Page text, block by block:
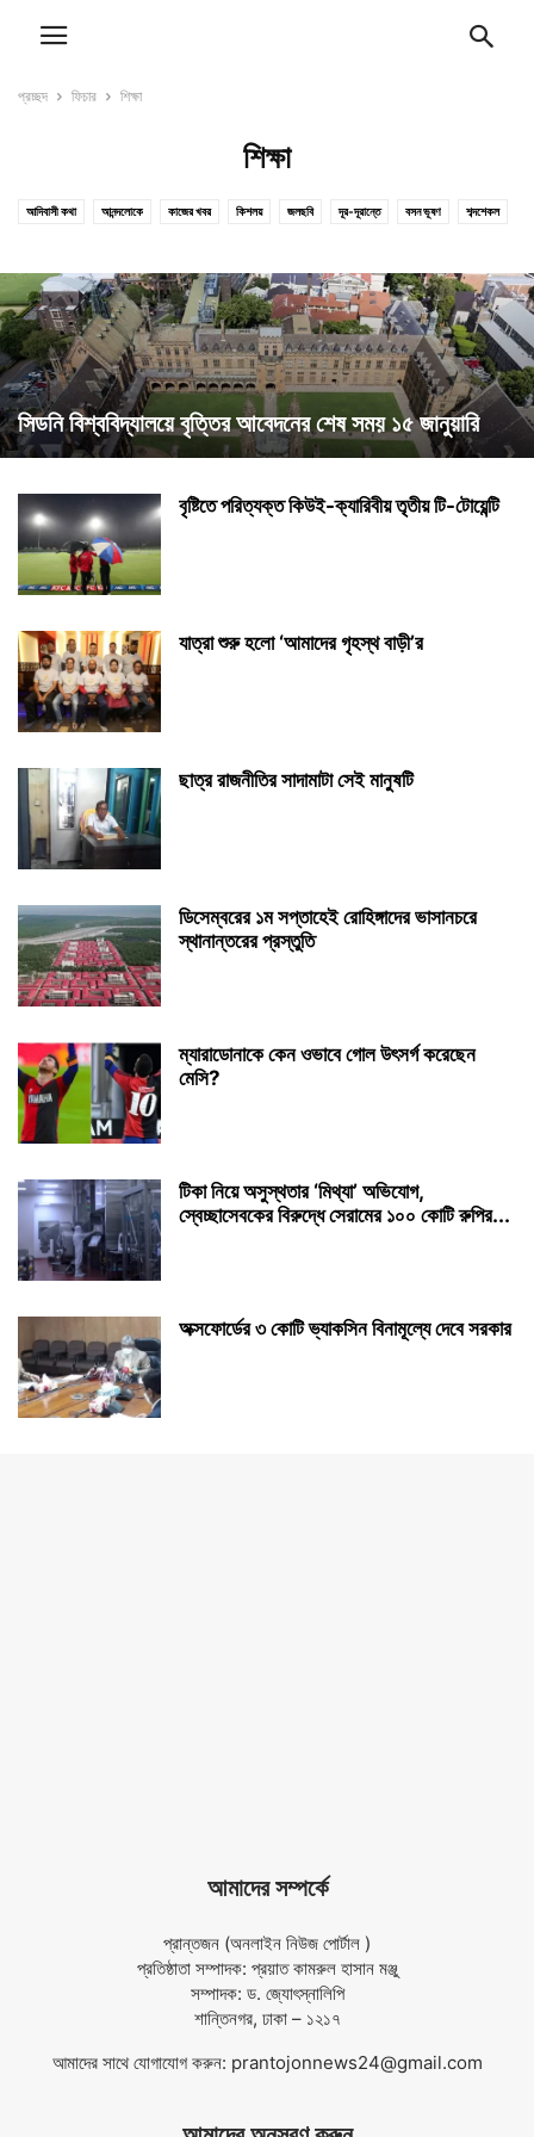
প্রচ্ছদ ফিচার শিক্ষা
শিক্ষা
আদিবাসী কথা আনন্দলোকে কাজের খবর কিশলয় জলছবি দূর-দূরান্তে বসন ভূষণ শব্দশেকল
সিডনি বিশ্ববিদ্যালয়ে বৃত্তির আবেদনের শেষ সময় ১৫ জানুয়ারি
বৃষ্টিতে পরিত্যক্ত কিউই-ক্যারিবীয় তৃতীয় টি-টোয়েন্টি
যাত্রা শুরু হলো ‘আমাদের গৃহস্থ বাড়ী’র
ছাত্র রাজনীতির সাদামাটা সেই মানুষটি
ডিসেম্বরের ১ম সপ্তাহেই রোহিঙ্গাদের ভাসানচরে
স্থানান্তরের প্রস্তুতি
ম্যারাডোনাকে কেন ওভাবে গোল উৎসর্গ করেছেন
মেসি?
টিকা নিয়ে অসুস্থতার ‘মিথ্যা’ অভিযোগ,
স্বেচ্ছাসেবকের বিরুদ্ধে সেরামের ১০০ কোটি রুপির...
অক্সফোর্ডের ৩ কোটি ভ্যাকসিন বিনামূল্যে দেবে সরকার
আমাদের সম্পর্কে
প্রান্তজন (অনলাইন নিউজ পোর্টাল )
প্রতিষ্ঠাতা সম্পাদক: প্রয়াত কামরুল হাসান মঞ্জু
সম্পাদক: ড. জ্যোৎস্নালিপি
শান্তিনগর, ঢাকা – ১২১৭
আমাদের সাথে যোগাযোগ করুন: prantojonnews24@gmail.com